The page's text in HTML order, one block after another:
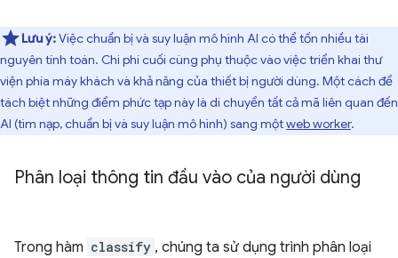
Lưu ý:Việc chuẩn bị và suy luận mô hình AI có thể tốn nhiều tài
nguyên tính toán. Chi phí cuối cùng phụ thuộc vào việc triển khai thư
viện phía máy khách và khả năng của thiết bị người dùng. Một cách để
tách biệt những điểm phức tạp này là di chuyển tất cả mã liên quan đến
AI (tìm nạp, chuẩn bị và suy luận mô hình) sang mộtweb worker.
Phân loại thông tin đầu vào của người dùng
Trong hàm classify , chúng ta sử dụng trình phân loại